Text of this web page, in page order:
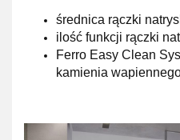
średnica rączki
ilość funkcji rączki
Ferro Easy Clean
kamienia